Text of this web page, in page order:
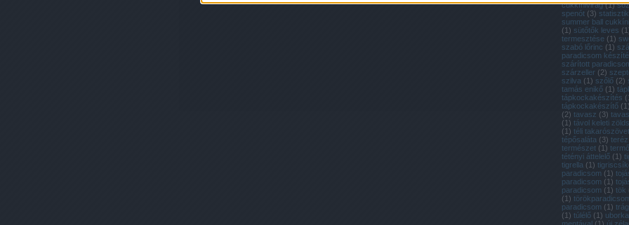
cukkínivirág (1)
spenót (3)
summer ball cukkíni
(1) sütőtők leves (1
termesztése (1)
szabó lőrinc (1)
paradicsom
szárított
szárzeller (2)
szilva (1) szőlő (2)
tamás enikő (1)
tápkockakészítés (
tápkockakészítő (1)
(2) tavasz (3)
(1) távol keleti
(1) téli takarószövet
tépősaláta (3) teréz
természet (1)
tétényi áttelelő (1)
tigrella (1)
paradicsom (1)
paradicsom (1)
paradicsom (1) tök
(1)
paradicsom (1)
(1) túlélő (1) uborka